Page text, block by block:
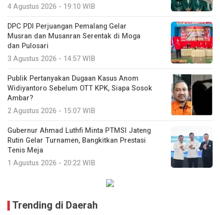
4 Agustus 2026 - 19:10 WIB
DPC PDI Perjuangan Pemalang Gelar
Musran dan Musanran Serentak di Moga
dan Pulosari
3 Agustus 2026 - 14:57 WIB
Publik Pertanyakan Dugaan Kasus Anom
Widiyantoro Sebelum OTT KPK, Siapa Sosok
Ambar?
2 Agustus 2026 - 15:07 WIB
Gubernur Ahmad Luthfi Minta PTMSI Jateng
Rutin Gelar Turnamen, Bangkitkan Prestasi
Tenis Meja
1 Agustus 2026 - 20:22 WIB
Trending di Daerah